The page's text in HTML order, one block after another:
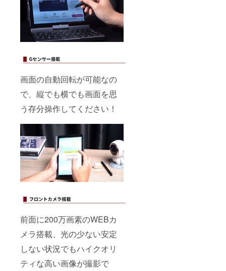
画面の自動回転が可能なの
で、縦でも横でも画面を思
う存分操作してください！
前面に200万画素のWEBカ
メラ搭載、光の少ない安定
しない状況でもハイクオリ
ティな高い画像が撮影で